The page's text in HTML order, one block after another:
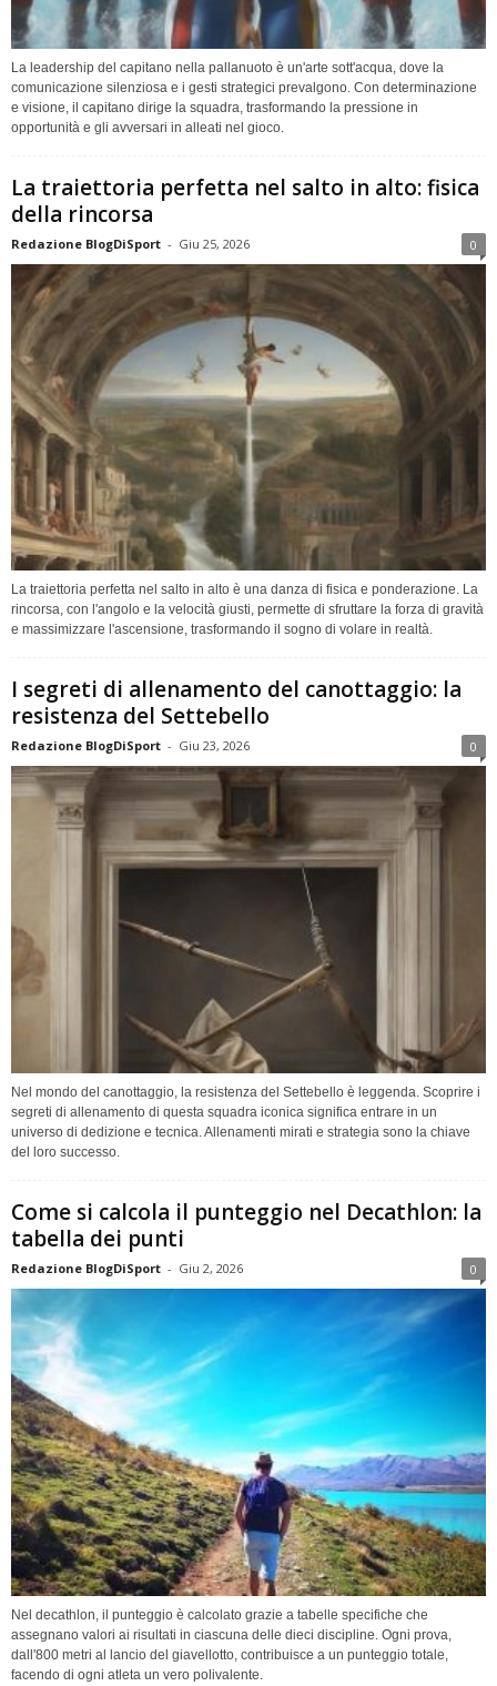
La leadership del capitano nella pallanuoto è un'arte sott'acqua, dove la
comunicazione silenziosa e i gesti strategici prevalgono. Con determinazione
e visione, il capitano dirige la squadra, trasformando la pressione in
opportunità e gli avversari in alleati nel gioco.
La traiettoria perfetta nel salto in alto: fisica
della rincorsa
Redazione BlogDiSport - Giu 25, 2026 0
La traiettoria perfetta nel salto in alto è una danza di fisica e ponderazione. La
rincorsa, con l'angolo e la velocità giusti, permette di sfruttare la forza di gravità
e massimizzare l'ascensione, trasformando il sogno di volare in realtà.
I segreti di allenamento del canottaggio: la
resistenza del Settebello
Redazione BlogDiSport - Giu 23, 2026 0
Nel mondo del canottaggio, la resistenza del Settebello è leggenda. Scoprire i
segreti di allenamento di questa squadra iconica significa entrare in un
universo di dedizione e tecnica. Allenamenti mirati e strategia sono la chiave
del loro successo.
Come si calcola il punteggio nel Decathlon: la
tabella dei punti
Redazione BlogDiSport - Giu 2, 2026 0
Nel decathlon, il punteggio è calcolato grazie a tabelle specifiche che
assegnano valori ai risultati in ciascuna delle dieci discipline. Ogni prova,
dall'800 metri al lancio del giavellotto, contribuisce a un punteggio totale,
facendo di ogni atleta un vero polivalente.